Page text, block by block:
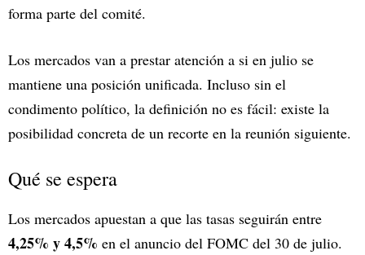
forma parte del comité.
Los mercados van a prestar atención a si en julio se
mantiene una posición unificada. Incluso sin el
condimento político, la definición no es fácil: existe la
posibilidad concreta de un recorte en la reunión siguiente.
Qué se espera
Los mercados apuestan a que las tasas seguirán entre
4,25% y 4,5% en el anuncio del FOMC del 30 de julio.